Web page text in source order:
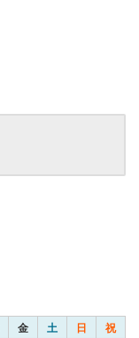
金 土 日 祝